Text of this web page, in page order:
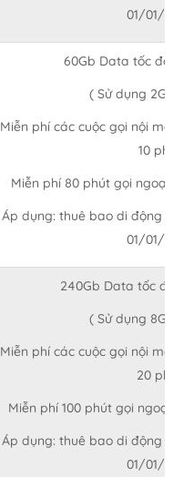
01/01/
60Gb Data tốc
( Sử dụng
Miễn phí các cuộc gọi nội
10
Miễn phí 80 phút gọi
Áp dụng: thuê bao di động
01/01/
240Gb Data tốc
( Sử dụng
Miễn phí các cuộc gọi nội
20
Miễn phí 100 phút gọi
Áp dụng: thuê bao di động
01/01/